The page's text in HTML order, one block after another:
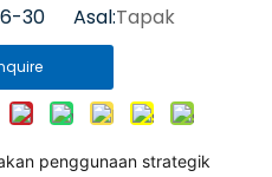
30 Asal:Tapak
penggunaan strategik